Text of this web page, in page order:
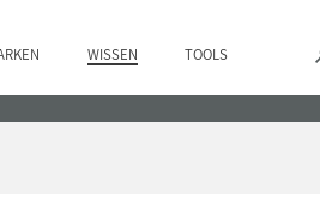
WISSEN TOOLS